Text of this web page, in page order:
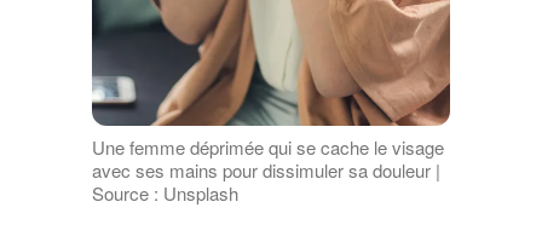
Une femme déprimée qui se cache le visage
avec ses mains pour dissimuler sa douleur |
Source : Unsplash